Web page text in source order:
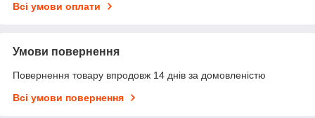
Всі умови оплати
Умови повернення
Повернення товару впродовж 14 днів за домовленістю
Всі умови повернення